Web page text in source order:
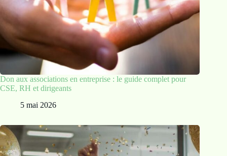
Don aux associations en entreprise : le guide complet pour
CSE, RH et dirigeants
5 mai 2026